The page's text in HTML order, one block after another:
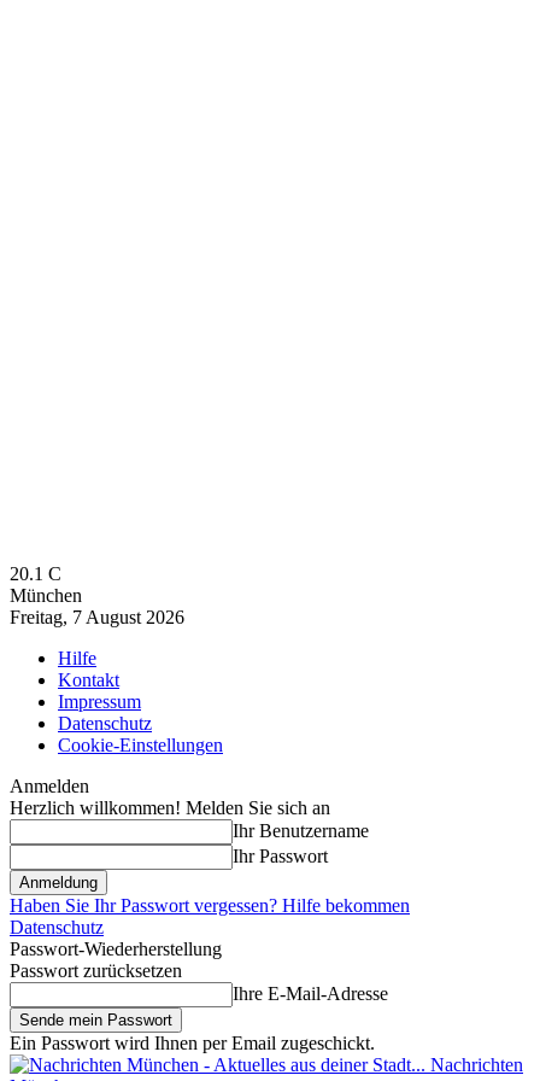
20.1 C
München
Freitag, 7 August 2026
Hilfe
Kontakt
Impressum
Datenschutz
Cookie-Einstellungen
Anmelden
Herzlich willkommen! Melden Sie sich an
Ihr Benutzername
Ihr Passwort
Haben Sie Ihr Passwort vergessen? Hilfe bekommen
Datenschutz
Passwort-Wiederherstellung
Passwort zurücksetzen
Ihre E-Mail-Adresse
Ein Passwort wird Ihnen per Email zugeschickt.
Nachrichten